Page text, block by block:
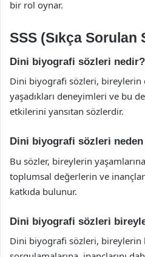
bir rol oynar.
SSS (Sıkça Sorulan
Dini biyografi sözleri nedir?
Dini biyografi sözleri, bireylerin
yaşadıkları deneyimleri ve bu
etkilerini yansıtan sözlerdir.
Dini biyografi sözleri
Bu sözler, bireylerin
toplumsal değerlerin ve
katkıda bulunur.
Dini biyografi sözleri
Dini biyografi sözleri, bireylerin